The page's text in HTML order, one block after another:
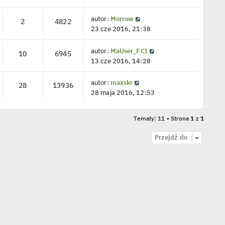
2 4822 autor: Morrow
23 cze 2016, 21:38
10 6945 autor: MaUser_FCI
13 cze 2016, 14:28
28 13936 autor: maxskr
28 maja 2016, 12:53
Tematy: 11 • Strona1 z 1
Przejdź do